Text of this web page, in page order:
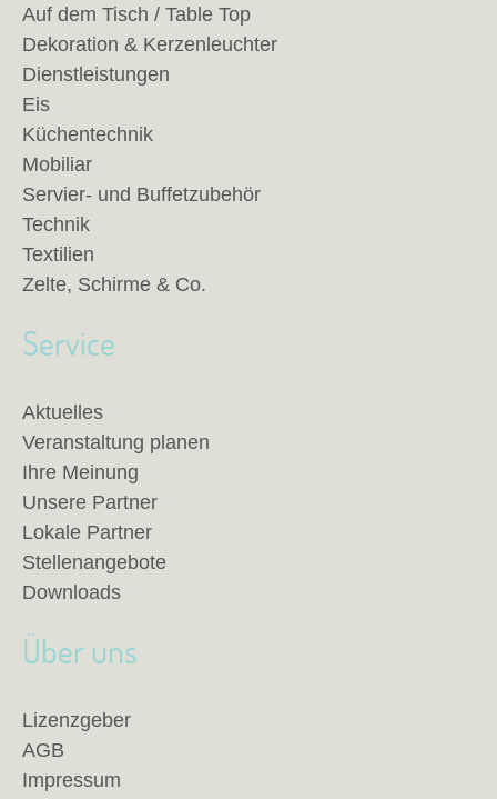
Auf dem Tisch / Table Top
Dekoration & Kerzenleuchter
Dienstleistungen
Eis
Küchentechnik
Mobiliar
Servier- und Buffetzubehör
Technik
Textilien
Zelte, Schirme & Co.
Service
Aktuelles
Veranstaltung planen
Ihre Meinung
Unsere Partner
Lokale Partner
Stellenangebote
Downloads
Über uns
Lizenzgeber
AGB
Impressum